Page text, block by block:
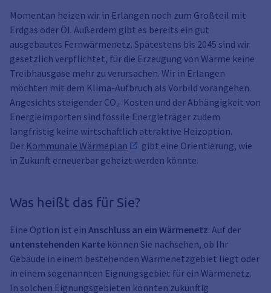
Momentan heizen wir in Erlangen noch zum Großteil mit
Erdgas oder Öl. Außerdem gibt es bereits ein gut
ausgebautes Fernwärmenetz. Spätestens bis 2045 sind wir
gesetzlich verpflichtet, für die Erzeugung von Wärme keine
Treibhausgase mehr zu verursachen. Wir in Erlangen
möchten mit dem Klima-Aufbruch als Vorbild vorangehen.
Angesichts steigender CO₂-Kosten und der Abhängigkeit von
Energieimporten sind fossile Energieträger zudem
langfristig keine wirtschaftlich attraktive Heizoption.
Der Kommunale Wärmeplan
gibt eine Orientierung, wie
in Zukunft erneuerbar geheizt werden könnte.
Was heißt das für Sie?
Eine Option ist ein Anschluss an ein Wärmenetz: Auf der
untenstehenden Karte können Sie nachsehen, ob Ihr
Gebäude in einem bestehenden Wärmenetzgebiet liegt oder
in einem sogenannten Eignungsgebiet für ein Wärmenetz.
In solchen Eignungsgebieten könnten zukünftig